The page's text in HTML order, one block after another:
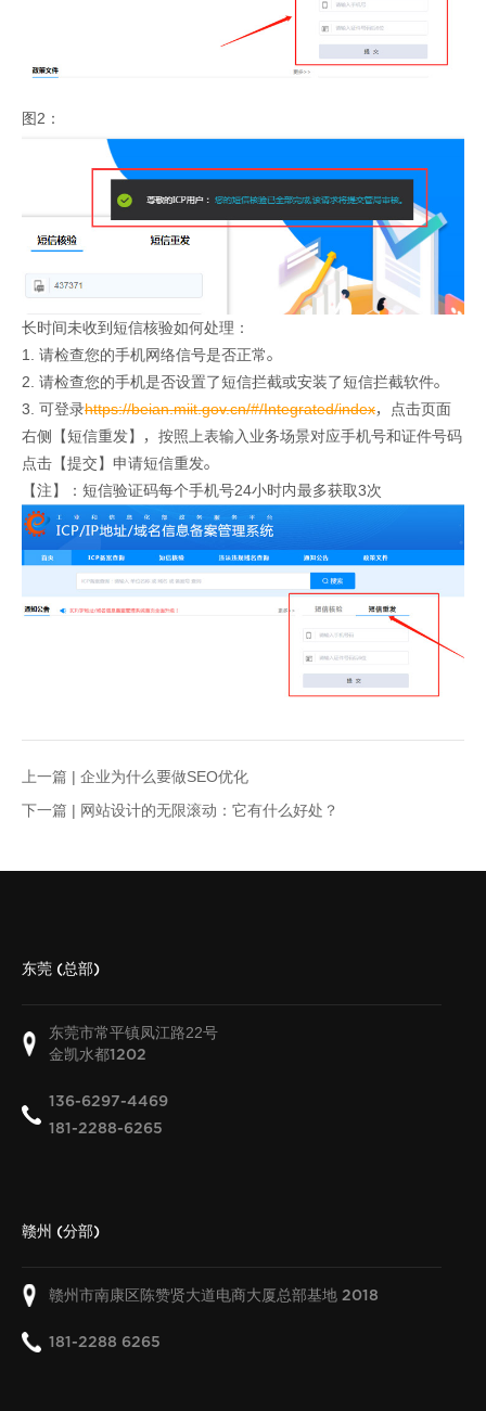
图2：
长时间未收到短信核验如何处理：
1. 请检查您的手机网络信号是否正常。
2. 请检查您的手机是否设置了短信拦截或安装了短信拦截软件。
3. 可登录https://beian.miit.gov.cn/#/Integrated/index，点击页面
右侧【短信重发】，按照上表输入业务场景对应手机号和证件号码
点击【提交】申请短信重发。
【注】：短信验证码每个手机号24小时内最多获取3次
上一篇 | 企业为什么要做SEO优化
下一篇 | 网站设计的无限滚动：它有什么好处？
东莞 (总部)
东莞市常平镇凤江路22号
金凯水都1202
136-6297-4469
181-2288-6265
赣州 (分部)
赣州市南康区陈赞贤大道电商大厦总部基地 2018
181-2288 6265